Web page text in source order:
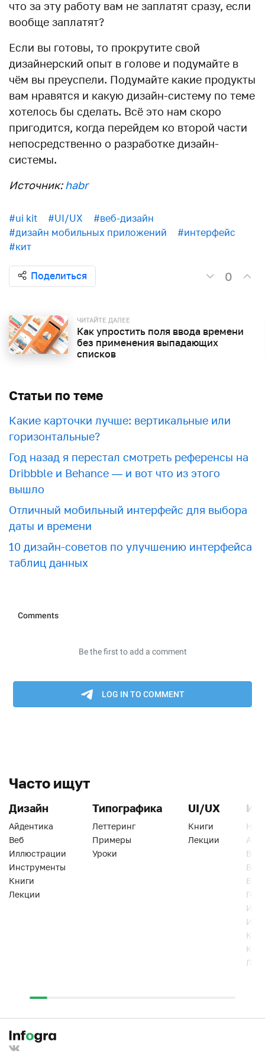
что за эту работу вам не заплатят сразу, если
вообще заплатят?
Если вы готовы, то прокрутите свой
дизайнерский опыт в голове и подумайте в
чём вы преуспели. Подумайте какие продукты
вам нравятся и какую дизайн-систему по теме
хотелось бы сделать. Всё это нам скоро
пригодится, когда перейдем ко второй части
непосредственно о разработке дизайн-
системы.
Источник:habr
#ui kit #UI/UX
#веб-дизайн
#дизайн мобильных приложений
#интерфейс
#кит
Поделиться 0
ЧИТАЙТЕ ДАЛЕЕ
Как упростить поля ввода времени
без применения выпадающих
списков
Статьи по теме
Какие карточки лучше: вертикальные или
горизонтальные?
Год назад я перестал смотреть референсы на
Dribbble и Behance — и вот что из этого
вышло
Отличный мобильный интерфейс для выбора
даты и времени
10 дизайн-советов по улучшению интерфейса
таблиц данных
Часто ищут
Дизайн
Айдентика
Веб
Иллюстрации
Инструменты
Книги
Лекции
Типографика
Леттеринг
Примеры
Уроки
UI/UX
Книги
Лекции
Веб